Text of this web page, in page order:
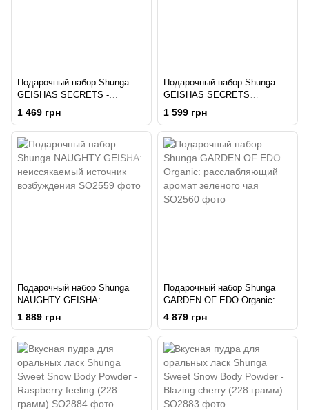
Подарочный набор Shunga
GEISHAS SECRETS -
Sparkling Strawberry Wine: для
шикарной ночи вдвоем
1 469 грн
Подарочный набор Shunga
GEISHAS SECRETS
ORGANICA - Exotic Green Tea:
для шикарной ночи вдвоем
1 599 грн
Подарочный набор Shunga
NAUGHTY GEISHA:
неиссякаемый источник
возбуждения
1 889 грн
Подарочный набор Shunga
GARDEN OF EDO Organic:
расслабляющий аромат
зеленого чая
4 879 грн